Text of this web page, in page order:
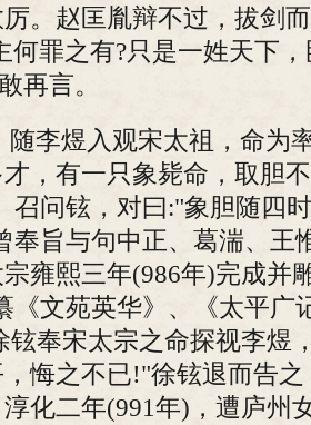
。赵匡胤辩不过，拔剑
何罪之有?只是一姓天下
再言。
随李煜入观宋太祖，命为
，有一只象毙命，取胆
召问铉，对曰:"象胆随四
奉旨与句中正、葛湍、王
雍熙三年(986年)完成并
《文苑英华》、《太平广
铉奉宋太宗之命探视李煜
悔之不已!"徐铉退而告
化二年(991年)，遭庐州